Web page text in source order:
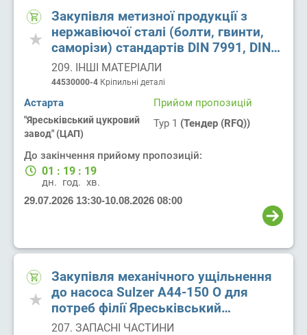
Закупівля метизної продукції з
нержавіючої сталі (болти, гвинти,
саморізи) стандартів DIN 7991, DIN
7982, DIN 933, DIN 931, сталь A2, для
потреб філії Яреськівський
цукровий завод ТОВ Цукорагропром
209. ІНШІ МАТЕРІАЛИ
44530000-4 Кріпильні деталі
Астарта
"Яреськівський цукровий
завод" (ЦАП)
Прийом пропозицій
Тур 1 (Тендер (RFQ))
До закінчення прийому пропозицій:
01 : 19 : 19
дн. год. хв.
29.07.2026 13:30-10.08.2026 08:00
Закупівля механічного ущільнення
до насоса Sulzer A44-150 O для
потреб філії Яреськівський
цукровий завод ТОВ Цукоргаропром
207. ЗАПАСНІ ЧАСТИНИ